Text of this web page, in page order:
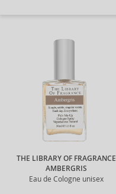
THE LIBRARY OF FRAGRANCE
AMBERGRIS
Eau de Cologne unisex